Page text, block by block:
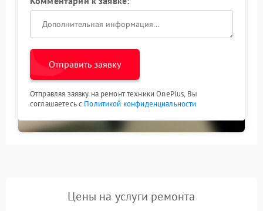
Отправить заявку
Отправляя заявку на ремонт техники OnePlus, Вы
соглашаетесь с Политикой конфиденциальности
Цены на услуги ремонта